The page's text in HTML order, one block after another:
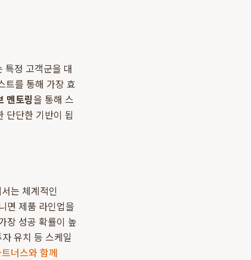
특정 고객군을 대
트를 통해 가장 효
멘토링을 통해 스
단단한 기반이 됩
는 체계적인
면 제품 라인업을
장 성공 확률이 높
유치 등 스케일
너스와 함께